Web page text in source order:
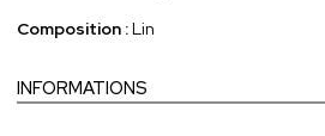
Composition :Lin
INFORMATIONS